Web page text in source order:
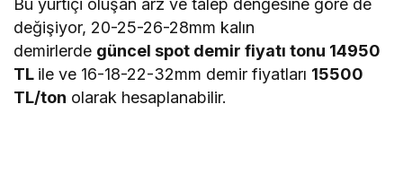
Bu yurtiçi oluşan arz ve talep dengesine göre de
değişiyor, 20-25-26-28mm kalın
demirlerde güncel spot demir fiyatı tonu 14950
TL ile ve 16-18-22-32mm demir fiyatları 15500
TL/ton olarak hesaplanabilir.